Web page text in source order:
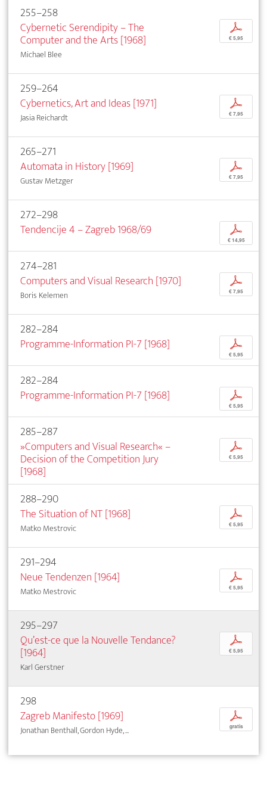
255–258
Cybernetic Serendipity – The
Computer and the Arts [1968]
Michael Blee
p
€ 5,95
259–264
Cybernetics, Art and Ideas [1971]
Jasia Reichardt
p
€ 7,95
265–271
Automata in History [1969]
Gustav Metzger
p
€ 7,95
272–298
Tendencije 4 – Zagreb 1968/69
p
€ 14,95
274–281
Computers and Visual Research [1970]
Boris Kelemen
p
€ 7,95
282–284
Programme-Information PI-7 [1968]
p
€ 5,95
282–284
Programme-Information PI-7 [1968]
p
€ 5,95
285–287
»Computers and Visual Research« –
Decision of the Competition Jury
[1968]
p
€ 5,95
288–290
The Situation of NT [1968]
Matko Mestrovic
p
€ 5,95
291–294
Neue Tendenzen [1964]
Matko Mestrovic
p
€ 5,95
295–297
Qu’est-ce que la Nouvelle Tendance?
[1964]
Karl Gerstner
p
€ 5,95
298
Zagreb Manifesto [1969]
Jonathan Benthall, Gordon Hyde, ...
p
gratis